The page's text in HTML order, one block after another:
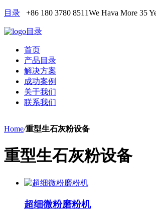
目录 +86 180 3780 8511We Hava More 35
目录
首页
产品目录
解决方案
成功案例
关于我们
联系我们
Home/重型生石灰粉设备
重型生石灰粉设备
超细微粉磨粉机